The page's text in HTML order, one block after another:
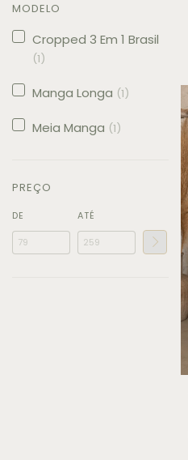
MODELO
Cropped 3 Em 1 Brasil
(1)
Manga Longa (1)
Meia Manga (1)
PREÇO
DE ATÉ